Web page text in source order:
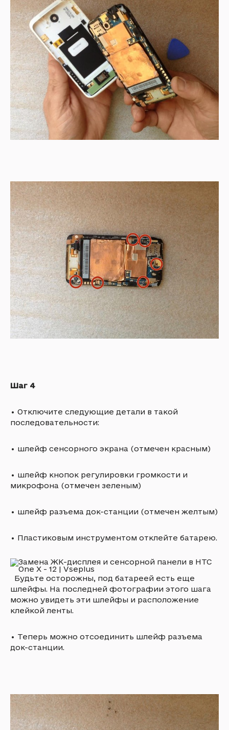
Шаг 4
• Отключите следующие детали в такой
последовательности:
• шлейф сенсорного экрана (отмечен красным)
• шлейф кнопок регулировки громкости и
микрофона (отмечен зеленым)
• шлейф разъема док-станции (отмечен желтым)
• Пластиковым инструментом отклейте батарею.
Будьте осторожны, под батареей есть еще
шлейфы. На последней фотографии этого шага
можно увидеть эти шлейфы и расположение
клейкой ленты.
• Теперь можно отсоединить шлейф разъема
док-станции.